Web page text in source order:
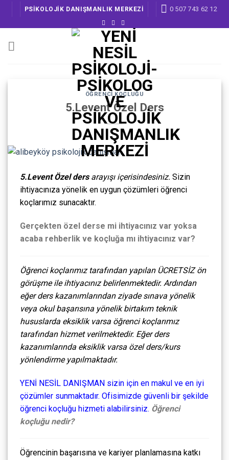
PSİKOLOJİK DANIŞMANLIK MERKEZİ 0 507 743 62 12
ÖĞRENCI KOÇLUĞU
5.Levent Özel Ders
5.Levent Özel dersarayışı içerisindesiniz. Sizin
ihtiyacınıza yönelik en uygun çözümleri öğrenci
koçlarımız sunacaktır.
Gerçekten özel derse mi ihtiyacınız var yoksa
acaba rehberlik ve koçluğa mı ihtiyacınız var?
Öğrenci koçlarımız tarafından yapılan ÜCRETSİZ ön
görüşme ile ihtiyacınız belirlenmektedir. Ardından
eğer ders kazanımlarından ziyade sınava yönelik
veya okul başarısına yönelik birtakım teknik
hususlarda eksiklik varsa öğrenci koçlarımız
tarafından hizmet verilmektedir. Eğer ders
kazanımlarında eksiklik varsa özel ders/kurs
yönlendirme yapılmaktadır.
YENİ NESİL DANIŞMAN sizin için en makul ve en iyi
çözümler sunmaktadır. Ofisimizde güvenli bir şekilde
öğrenci koçluğu hizmeti alabilirsiniz. Öğrenci
koçluğu nedir?
Öğrencinin başarısına ve kariyer planlamasına katkı